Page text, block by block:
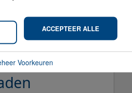
voor
ACCEPTEER ALLE
Voorkeuren